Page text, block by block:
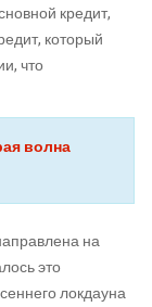
кредит,
который
что
волна
на
это
локдауна